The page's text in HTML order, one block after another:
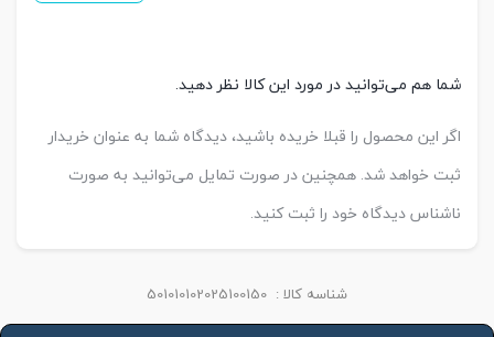
شما هم می‌توانید در مورد این کالا نظر دهید.
اگر این محصول را قبلا خریده باشید، دیدگاه شما به عنوان خریدار
ثبت خواهد شد. همچنین در صورت تمایل می‌توانید به صورت
ناشناس دیدگاه خود را ثبت کنید.
شناسه کالا : 501010102025100150